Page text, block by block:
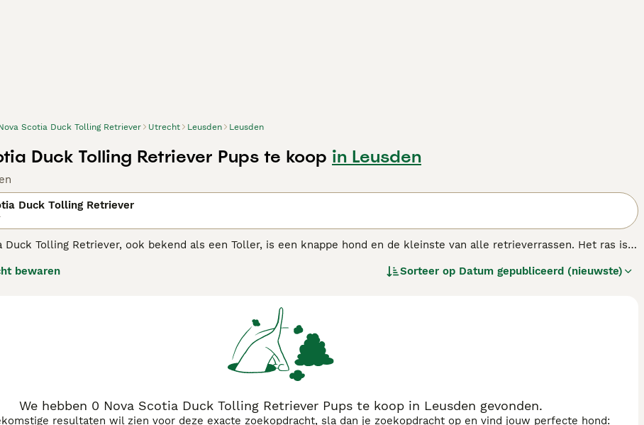
Scotia Duck Tolling Retriever Utrecht Leusden Leusden
Duck Tolling Retriever Pups te koop in Leusden
Duck Tolling Retriever
Duck Tolling Retriever, ook bekend als een Toller, is een knappe hond en de kleinste van alle retrieverrassen. Het ras is
in het riet, waarbij hun pluimige staart de aandacht van het gevogelte in het water trok, ook wel 'duck tolling'
voor informatie over dit hondenras.
bewaren Sorteer op Datum gepubliceerd (nieuwste)
We hebben 0 Nova Scotia Duck Tolling Retriever Pups te koop in Leusden gevonden.
resultaten wil zien voor deze exacte zoekopdracht, sla dan je zoekopdracht op en vind jouw perfecte hond: